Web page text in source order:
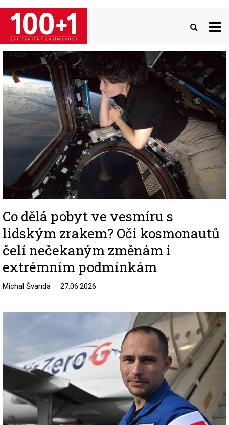
Přejít
hlavnímu
obsahu
Image
Co dělá pobyt ve vesmíru s
lidským zrakem? Oči kosmonautů
čelí nečekaným změnám i
extrémním podmínkám
Michal Švanda 27.06.2026